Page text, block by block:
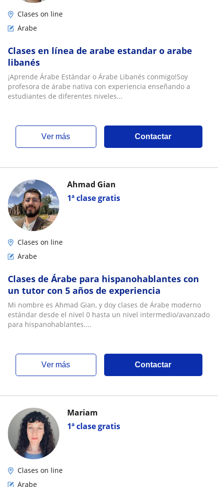
Clases on line
Árabe
Clases en línea de arabe estandar o arabe
libanés
¡Aprende Árabe Estándar o Árabe Libanés conmigo!Soy
profesora de árabe nativa con experiencia enseñando a
estudiantes de diferentes niveles...
ver más Contactar
1ª clase gratis
Ahmad Gian
Clases on line
Árabe
Clases de Árabe para hispanohablantes con
un tutor con 5 años de experiencia
Mi nombre es Ahmad Gian, y doy clases de Árabe moderno
estándar desde el nivel 0 hasta un nivel intermedio/avanzado
para hispanohablantes....
ver más Contactar
1ª clase gratis
Mariam
Clases on line
Árabe